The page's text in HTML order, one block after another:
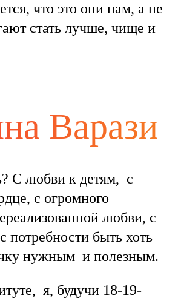
что это они нам, а не
стать лучше, чище и
Варази
С любви к детям, с
с огромного
любви, с
потребности быть хоть
нужным и полезным.
я, будучи 18-19-